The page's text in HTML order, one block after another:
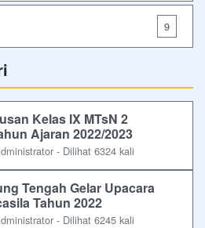
9
Kelas IX MTsN 2
Ajaran 2022/2023
- Dilihat 6324 kali
Tengah Gelar Upacara
Tahun 2022
- Dilihat 6245 kali